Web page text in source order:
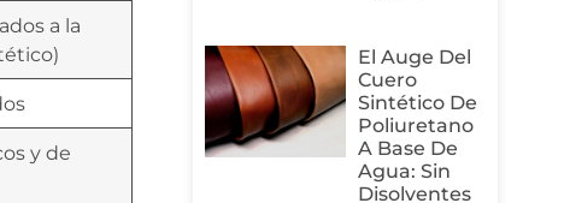
a la
y de
El Auge Del
Cuero
Sintético De
Poliuretano
A Base De
Agua: Sin
Disolventes